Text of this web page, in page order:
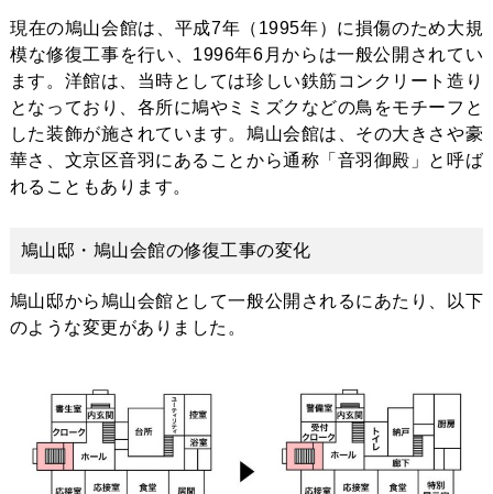
現在の鳩山会館は、平成7年（1995年）に損傷のため大規
模な修復工事を行い、1996年6月からは一般公開されてい
ます。洋館は、当時としては珍しい鉄筋コンクリート造り
となっており、各所に鳩やミミズクなどの鳥をモチーフと
した装飾が施されています。鳩山会館は、その大きさや豪
華さ、文京区音羽にあることから通称「音羽御殿」と呼ば
れることもあります。
鳩山邸・鳩山会館の修復工事の変化
鳩山邸から鳩山会館として一般公開されるにあたり、以下
のような変更がありました。